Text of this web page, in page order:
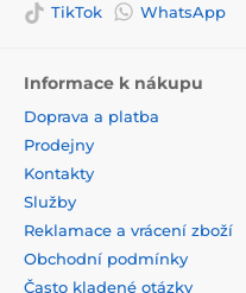
TikTok
WhatsApp
Informace k nákupu
Doprava a platba
Prodejny
Kontakty
Služby
Reklamace a vrácení zboží
Obchodní podmínky
Často kladené otázky